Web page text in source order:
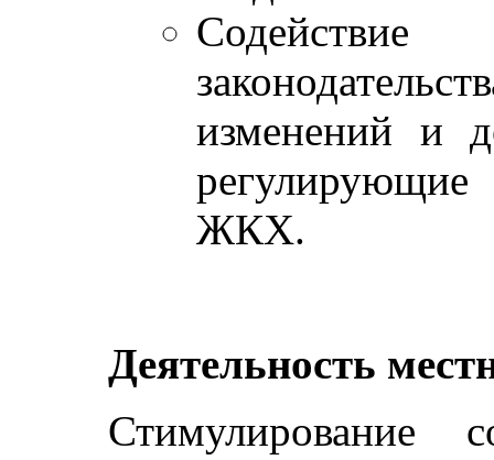
изменений и
ЖКХ.
Деятельность
Стимулирование